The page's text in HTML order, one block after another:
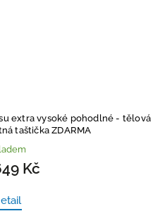
extra vysoké pohodlné - tělová
taštička ZDARMA
Kč